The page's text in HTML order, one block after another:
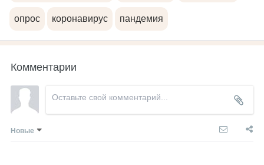
опрос коронавирус пандемия
Комментарии
Новые